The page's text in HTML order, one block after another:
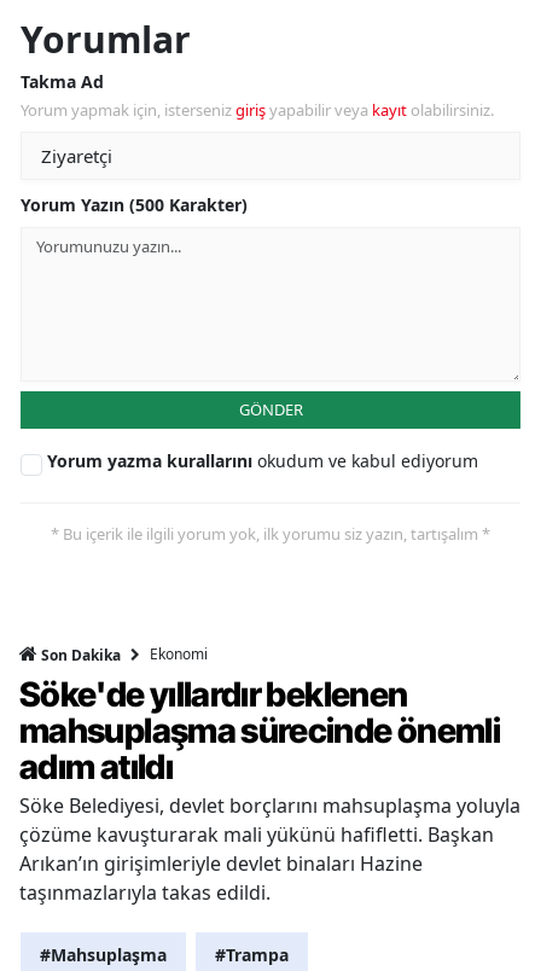
Yorumlar
Takma Ad
Yorum yapmak için, istersenizgirişyapabilir veya kayıt olabilirsiniz.
Yorum Yazın (500 Karakter)
GÖNDER
Yorum yazma kurallarını okudum ve kabul ediyorum
* Bu içerik ile ilgili yorum yok, ilk yorumu siz yazın, tartışalım *
Son Dakika Ekonomi
Söke'de yıllardır beklenen
mahsuplaşma sürecinde önemli
adım atıldı
Söke Belediyesi, devlet borçlarını mahsuplaşma yoluyla
çözüme kavuşturarak mali yükünü hafifletti. Başkan
Arıkan’ın girişimleriyle devlet binaları Hazine
taşınmazlarıyla takas edildi.
#Mahsuplaşma #Trampa